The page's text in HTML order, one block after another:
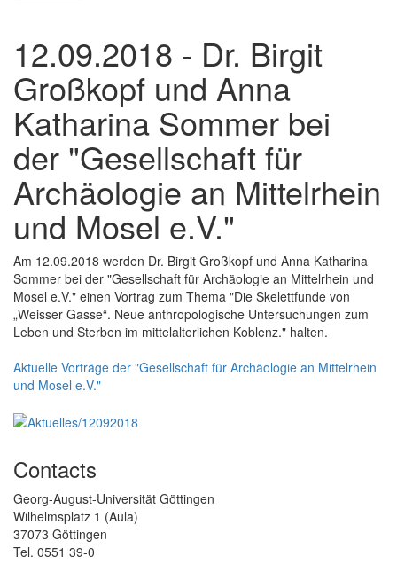
12.09.2018 - Dr. Birgit
Großkopf und Anna
Katharina Sommer bei
der "Gesellschaft für
Archäologie an Mittelrhein
und Mosel e.V."
Am 12.09.2018 werden Dr. Birgit Großkopf und Anna Katharina
Sommer bei der "Gesellschaft für Archäologie an Mittelrhein und
Mosel e.V." einen Vortrag zum Thema "Die Skelettfunde von
„Weisser Gasse“. Neue anthropologische Untersuchungen zum
Leben und Sterben im mittelalterlichen Koblenz." halten.
Aktuelle Vorträge der "Gesellschaft für Archäologie an Mittelrhein
und Mosel e.V."
Contacts
Georg-August-Universität Göttingen
Wilhelmsplatz 1 (Aula)
37073 Göttingen
Tel. 0551 39-0